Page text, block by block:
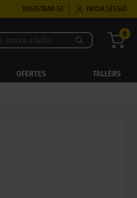
REGISTRAR-SE INICIA SESSIÓ
0
OFERTES TALLERS